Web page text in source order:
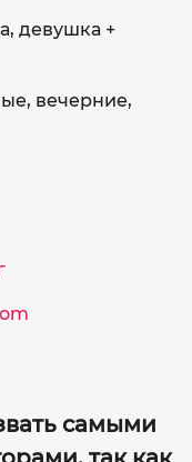
девушка +
вечерние,
самыми